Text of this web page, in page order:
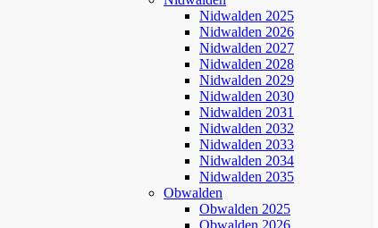
Nidwalden 2025
Nidwalden 2026
Nidwalden 2027
Nidwalden 2028
Nidwalden 2029
Nidwalden 2030
Nidwalden 2031
Nidwalden 2032
Nidwalden 2033
Nidwalden 2034
Nidwalden 2035
Obwalden
Obwalden 2025
Obwalden 2026